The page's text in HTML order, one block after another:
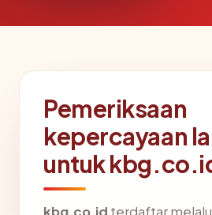
Pemeriksaan
kepercayaan
untuk
kbg.co.id terdaftar